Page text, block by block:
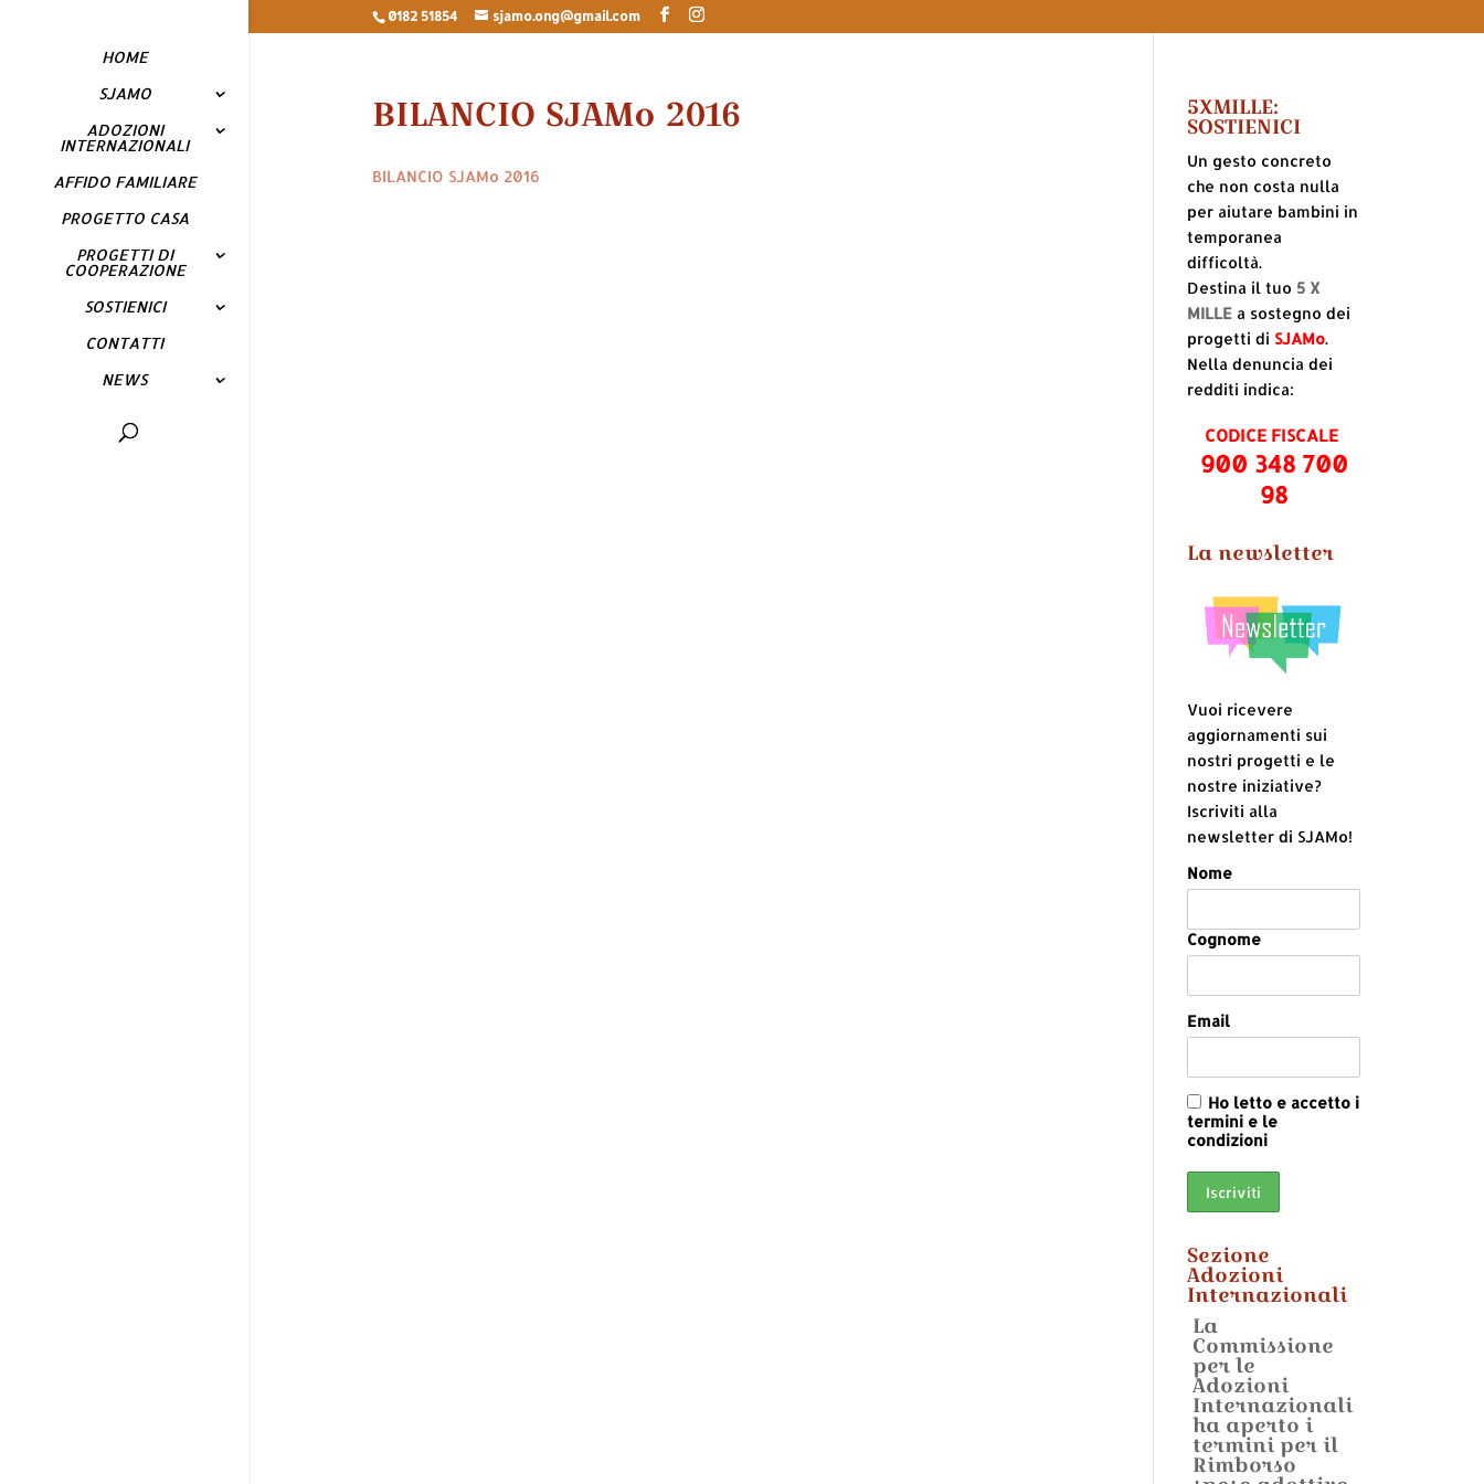
0182 51854 sjamo.ong@gmail.com
HOME
SJAMO
ADOZIONI
INTERNAZIONALI
AFFIDO FAMILIARE
PROGETTO CASA
PROGETTI DI
COOPERAZIONE
SOSTIENICI
CONTATTI
NEWS
BILANCIO SJAMo 2016
BILANCIO SJAMo 2016
5XMILLE:
SOSTIENICI
Un gesto concreto
che non costa nulla
per aiutare bambini in
temporanea
difficoltà.
Destina il tuo 5 X
MILLE a sostegno dei
progetti di SJAMo.
Nella denuncia dei
redditi indica:
CODICE FISCALE
900 348 700
98
La newsletter
Vuoi ricevere
aggiornamenti sui
nostri progetti e le
nostre iniziative?
Iscriviti alla
newsletter di SJAMo!
Nome
Cognome
Email
Ho letto e accetto i
termini e le
condizioni
Sezione
Adozioni
Internazionali
La
Commissione
per le
Adozioni
Internazionali
ha aperto i
termini per il
Rimborso